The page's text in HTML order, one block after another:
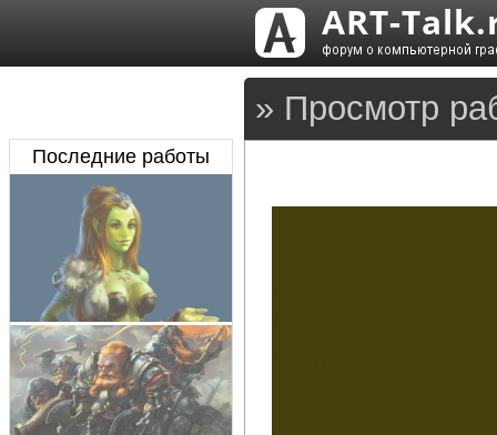
» Просмотр
Последние работы